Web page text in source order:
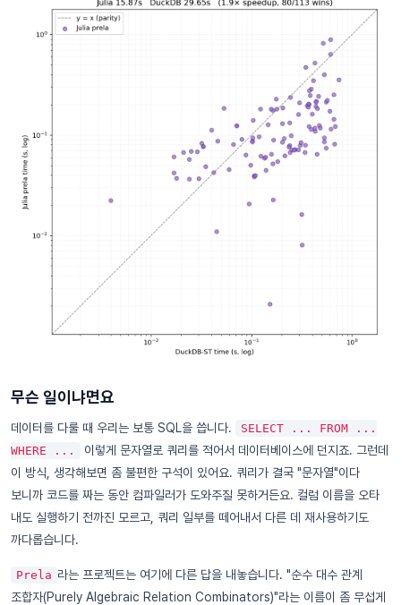
무슨 일이냐면요
데이터를 다룰 때 우리는 보통 SQL을 씁니다.
SELECT ... FROM ...
WHERE ...
이렇게 문자열로 쿼리를 적어서 데이터베이스에 던지죠. 그런데
이 방식, 생각해보면 좀 불편한 구석이 있어요. 쿼리가 결국 "문자열"이다
보니까 코드를 짜는 동안 컴파일러가 도와주질 못하거든요. 컬럼 이름을 오타
내도 실행하기 전까진 모르고, 쿼리 일부를 떼어내서 다른 데 재사용하기도
까다롭습니다.
Prela 라는 프로젝트는 여기에 다른 답을 내놓습니다. "순수 대수 관계
조합자(Purely Algebraic Relation Combinators)"라는 이름이 좀 무섭게